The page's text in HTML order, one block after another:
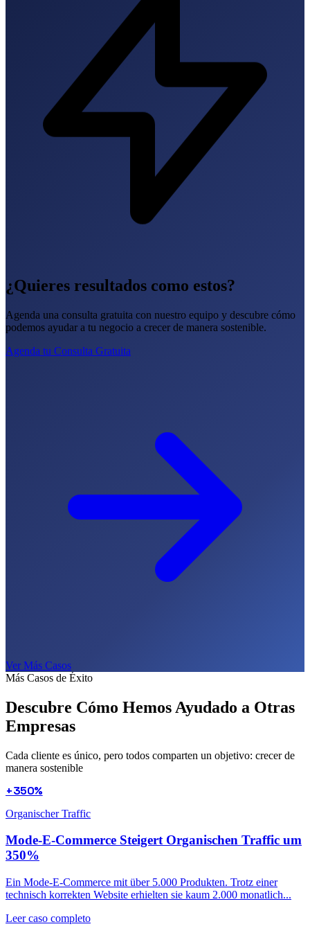
¿Quieres resultados como estos?
Agenda una consulta gratuita con nuestro equipo y descubre cómo
podemos ayudar a tu negocio a crecer de manera sostenible.
Agenda tu Consulta Gratuita
Ver Más Casos
Más Casos de Éxito
Descubre Cómo Hemos Ayudado a Otras
Empresas
Cada cliente es único, pero todos comparten un objetivo: crecer de
manera sostenible
+350%
Organischer Traffic
Mode-E-Commerce Steigert Organischen Traffic um
350%
Ein Mode-E-Commerce mit über 5.000 Produkten. Trotz einer
technisch korrekten Website erhielten sie kaum 2.000 monatlich...
Leer caso completo